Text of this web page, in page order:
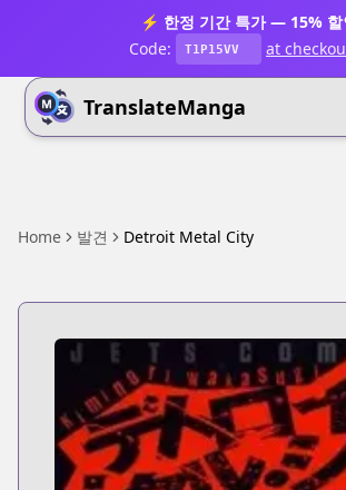
⚡ 한정 기간 특가 — 15% 할
Code:
T1P15VV at
TranslateManga
Home 발견 Detroit Metal City